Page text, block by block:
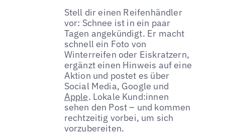
Stell dir einen Reifenhändler
vor: Schnee ist in ein paar
Tagen angekündigt. Er macht
schnell ein Foto von
Winterreifen oder Eiskratzern,
ergänzt einen Hinweis auf eine
Aktion und postet es über
Social Media, Google und
Apple. Lokale Kund:innen
sehen den Post – und kommen
rechtzeitig vorbei, um sich
vorzubereiten.